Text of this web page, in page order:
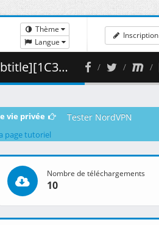
Thème
Langue
Inscription
460.03 MB )
vie privée Tester NordVPN
page tutoriel
Nombre de téléchargements
10